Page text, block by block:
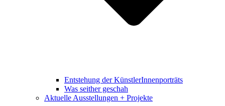
Entstehung der KünstlerInnenporträts
Was seither geschah
Aktuelle Ausstellungen + Projekte